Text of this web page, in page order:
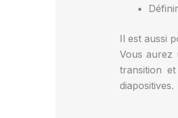
Il est aussi
Vous aurez
transition
diapositives.